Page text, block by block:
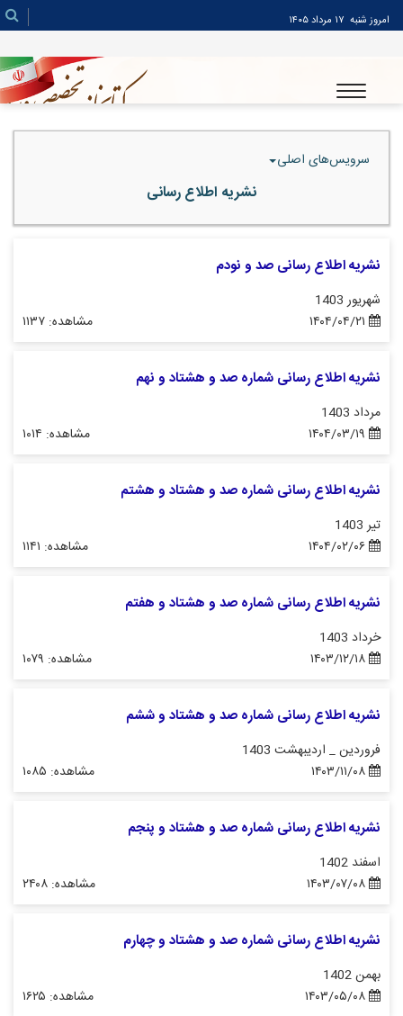
امروز شنبه ۱۷ مرداد ۱۴۰۵
سرویس‌های اصلی
نشریه اطلاع رسانی
نشریه اطلاع رسانی صد و نودم
شهریور 1403
مشاهده: ۱۱۳۷
نشریه اطلاع رسانی شماره صد و هشتاد و نهم
مرداد 1403
مشاهده: ۱۰۱۴
نشریه اطلاع رسانی شماره صد و هشتاد و هشتم
تیر 1403
مشاهده: ۱۱۴۱
نشریه اطلاع رسانی شماره صد و هشتاد و هفتم
خرداد 1403
مشاهده: ۱۰۷۹
نشریه اطلاع رسانی شماره صد و هشتاد و ششم
فروردین _ اردیبهشت 1403
مشاهده: ۱۰۸۵
نشریه اطلاع رسانی شماره صد و هشتاد و پنجم
اسفند 1402
مشاهده: ۲۴۰۸
نشریه اطلاع رسانی شماره صد و هشتاد و چهارم
بهمن 1402
مشاهده: ۱۶۲۵